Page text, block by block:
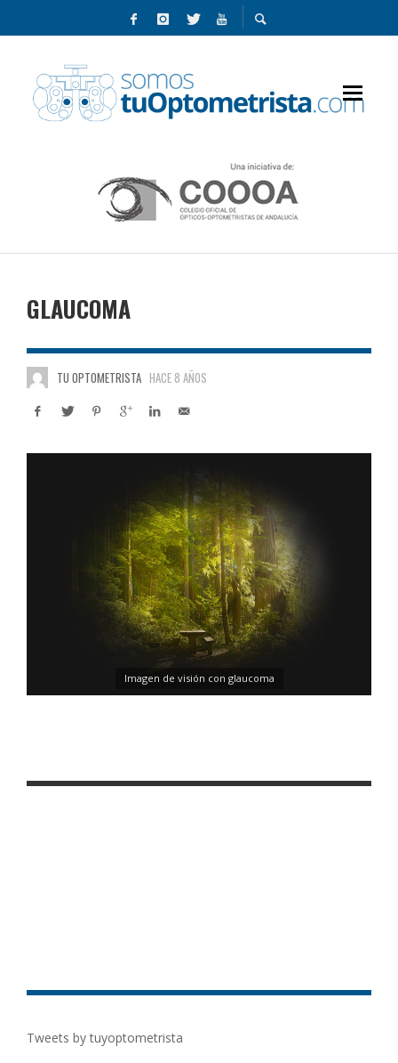
GLAUCOMA
TU OPTOMETRISTA HACE 8 AÑOS
Imagen de visión con glaucoma
Tweets by tuyoptometrista